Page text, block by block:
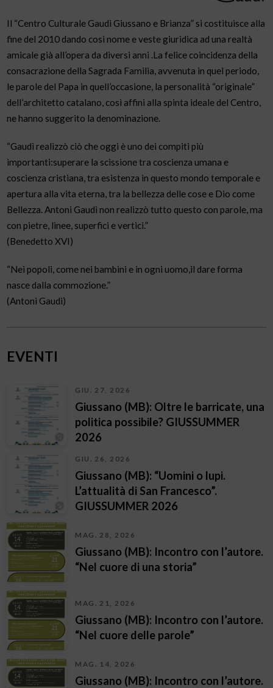
Il “Centro Culturale Gaudì Giussano e Brianza” si costituisce alla
fine del 2010 dando così nome e veste giuridica ad una realtà
amicale già all’opera da diversi anni .La felice coincidenza della
consacrazione della Sagrada Familia, avvenuta in quel periodo,
le parole del Papa in quell’occasione, la personalità “originale”
dell’architetto catalano, così affini alla spinta ideale del Centro,
ne hanno suggerito la denominazione.
“Gaudì realizzò ciò che oggi è uno dei compiti più
importanti:superare la scissione tra coscienza umana e
coscienza cristiana, tra esistenza in questo mondo temporale e
apertura alla vita eterna, tra la bellezza delle cose e Dio come
Bellezza. Antoni Gaudì non realizzò tutto questo con parole, ma
con pietre, linee, superfici e vertici.”
(Benedetto XVI)
“Nei popoli, come nei bambini e in ogni uomo,il dare forma
nasce dalla commozione.”
(Antoni Gaudì)
EVENTI
GIU. 27, 2026
Giussano (MB): Oltre le barricate, una
politica possibile? GIUSSUMMER
2026
GIU. 26, 2026
Giussano (MB): “Uomini o lupi.
L’attualità di San Francesco”.
GIUSSUMMER 2026
MAG. 28, 2026
Giussano (MB): Incontro con l’autore.
“Nel cuore di una storia”
MAG. 21, 2026
Giussano (MB): Incontro con l’autore.
“Nel cuore delle parole”
MAG. 14, 2026
Giussano (MB): Incontro con l’autore.